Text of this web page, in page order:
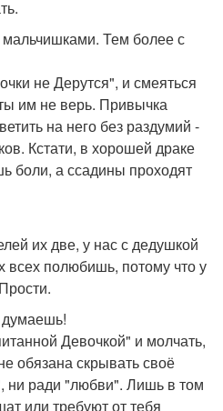
Тем более с
не Дерутся", и смеяться
им не верь. Привычка
на него без раздумий -
Кстати, в хорошей драке
боли, а ссадины проходят
их две, у нас с дедушкой
всех полюбишь, потому что у
думаешь!
Девочкой" и молчать,
обязана скрывать своё
ради "любви". Лишь в том
или требуют от тебя